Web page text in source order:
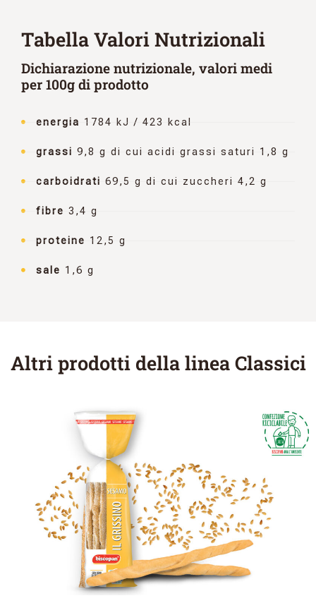
Tabella Valori Nutrizionali
Dichiarazione nutrizionale, valori medi
per 100g di prodotto
energia 1784 kJ / 423 kcal
grassi 9,8 g di cui acidi grassi saturi 1,8 g
carboidrati 69,5 g di cui zuccheri 4,2 g
fibre 3,4 g
proteine 12,5 g
sale 1,6 g
Altri prodotti della linea Classici